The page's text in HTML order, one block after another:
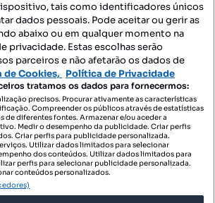
SIGA-NOS:
DESCARREGAR NA:
tais como identificadores únicos
dados pessoais. Pode aceitar ou gerir as
abaixo ou em qualquer momento na
privacidade. Estas escolhas serão
parceiros e não afetarão os dados de
de Cookies, Política de Privacidade
tratamos os dados para fornecermos:
precisos. Procurar ativamente as características
Compreender os públicos através de estatísticas
de diferentes fontes. Armazenar e/ou aceder a
Medir o desempenho da publicidade. Criar perfis
Criar perfis para publicidade personalizada.
Utilizar dados limitados para selecionar
dos conteúdos. Utilizar dados limitados para
perfis para selecionar publicidade personalizada.
conteúdos personalizados.